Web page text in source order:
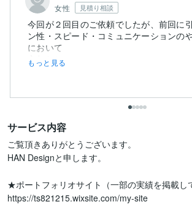
女性 見積り相談
今回が２回目のご依頼でしたが、前回に
ン性・スピード・コミュニケーションの
において
文句なしの...
もっと見る
サービス内容
ご覧頂きありがとうございます。
HAN Designと申します。
★ポートフォリオサイト（一部の実績を掲載し
https://ts821215.wixsite.com/my-site